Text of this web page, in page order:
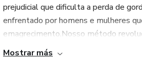
prejudicial que dificulta a perda de
enfrentado por homens e mulheres
emagrecimento.Nosso método
Mostrar más